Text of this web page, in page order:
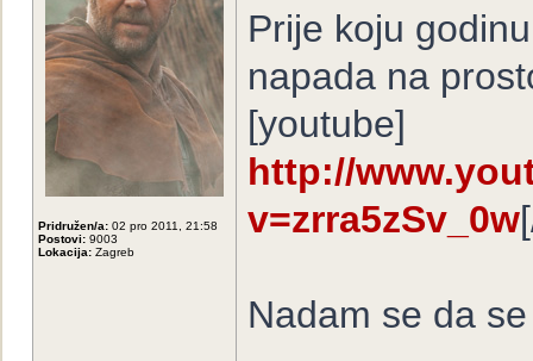
Pridružen/a: 02 pro 2011, 21:58
Postovi: 9003
Lokacija: Zagreb
Prije koju
napada na
[youtube]
http://
v=zrra5zSv_0w
Nadam se da